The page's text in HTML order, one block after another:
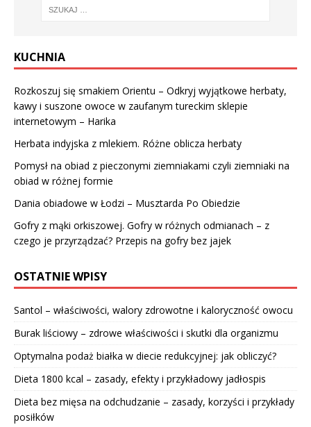
KUCHNIA
Rozkoszuj się smakiem Orientu – Odkryj wyjątkowe herbaty,
kawy i suszone owoce w zaufanym tureckim sklepie
internetowym – Harika
Herbata indyjska z mlekiem. Różne oblicza herbaty
Pomysł na obiad z pieczonymi ziemniakami czyli ziemniaki na
obiad w różnej formie
Dania obiadowe w Łodzi – Musztarda Po Obiedzie
Gofry z mąki orkiszowej. Gofry w różnych odmianach – z
czego je przyrządzać? Przepis na gofry bez jajek
OSTATNIE WPISY
Santol – właściwości, walory zdrowotne i kaloryczność owocu
Burak liściowy – zdrowe właściwości i skutki dla organizmu
Optymalna podaż białka w diecie redukcyjnej: jak obliczyć?
Dieta 1800 kcal – zasady, efekty i przykładowy jadłospis
Dieta bez mięsa na odchudzanie – zasady, korzyści i przykłady
posiłków